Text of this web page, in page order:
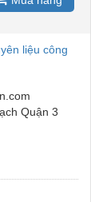
liệu công
Quận 3